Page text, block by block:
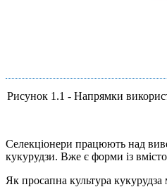
Рисунок 1.1 - Напрямки
Селекціонери працюють над
кукурудзи. Вже є форми із
Як просапна культура кукурудза